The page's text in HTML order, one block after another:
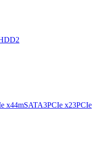
2
x44mSATA3PCIe x23PCIe